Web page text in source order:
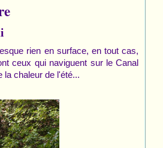
rien en surface, en tout cas,
ceux qui naviguent sur le Canal
la chaleur de l'été...